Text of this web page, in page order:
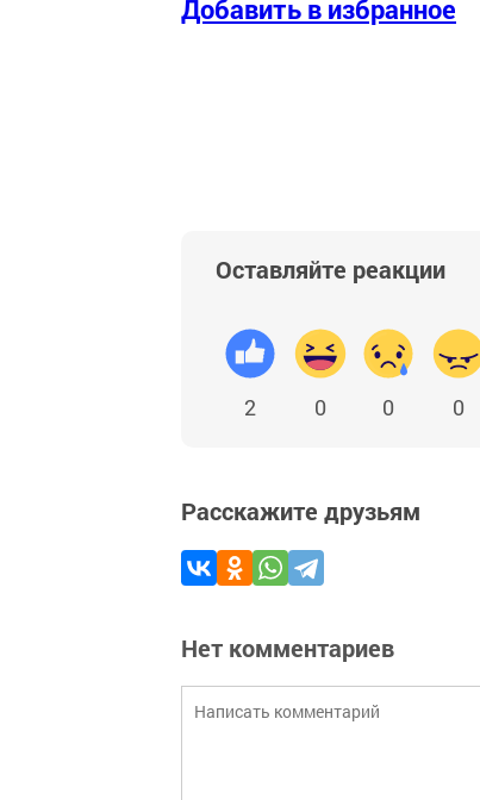
Добавить в избранное
Оставляйте реакции
2 0 0 0
Расскажите друзьям
Нет комментариев